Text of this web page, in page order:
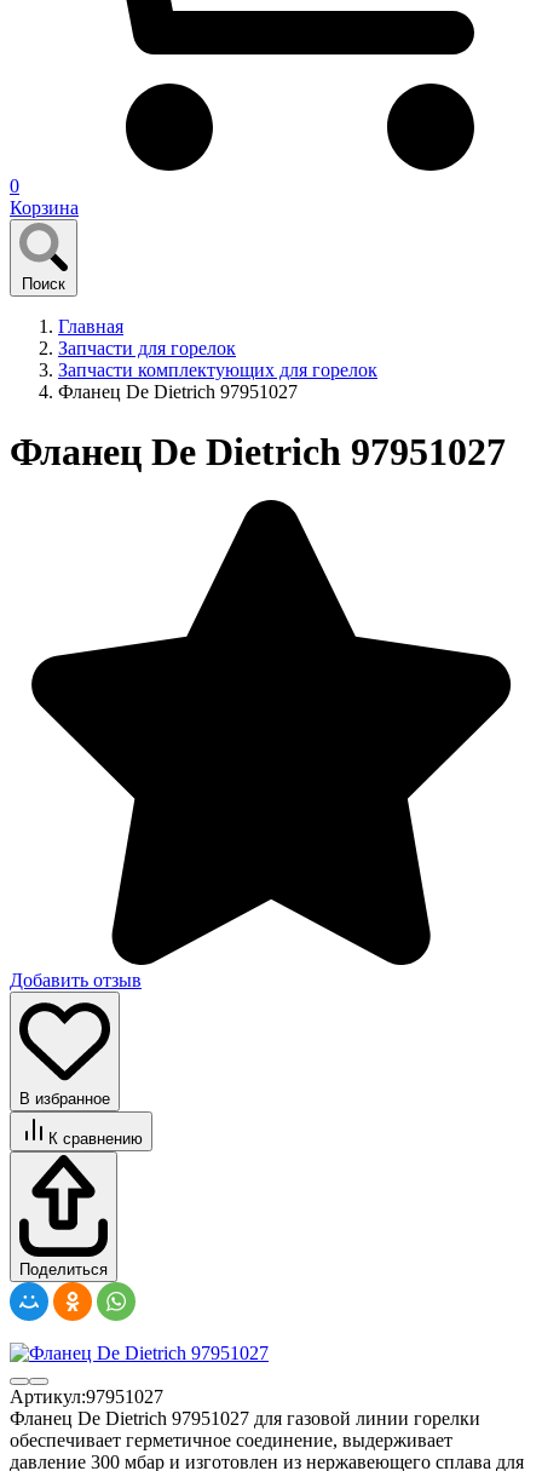
0
Корзина
Поиск
Главная
Запчасти для горелок
Запчасти комплектующих для горелок
Фланец De Dietrich 97951027
Фланец De Dietrich 97951027
Добавить отзыв
В избранное
К сравнению
Поделиться
Артикул:97951027
Фланец De Dietrich 97951027 для газовой линии горелки
обеспечивает герметичное соединение, выдерживает
давление 300 мбар и изготовлен из нержавеющего сплава для